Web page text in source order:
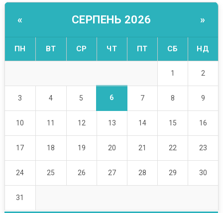
« СЕРПЕНЬ 2026 »
ПН ВТ СР ЧТ ПТ СБ НД
1 2
3 4 5 6 7 8 9
10 11 12 13 14 15 16
17 18 19 20 21 22 23
24 25 26 27 28 29 30
31